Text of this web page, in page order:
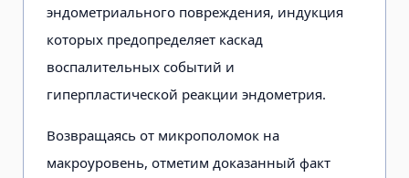
эндометриального повреждения, индукция
которых предопределяет каскад
воспалительных событий и
гиперпластической реакции эндометрия.
Возвращаясь от микрополомок на
макроуровень, отметим доказанный факт